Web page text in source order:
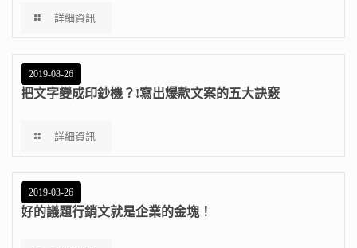
詳細資訊
2019-08-26
把文字變成印鈔機？!寫出爆款文案的五大訣竅
詳細資訊
2019-03-26
好的議題行銷文就是企業的金塊！